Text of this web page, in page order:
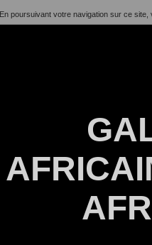
En poursuivant votre navigation sur ce